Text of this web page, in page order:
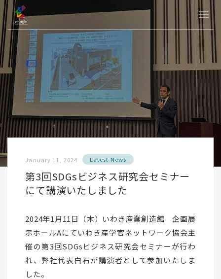
January 11, 2024 Latest News
第3回SDGsビジネス研究会セミナー
にて講演いたしました
2024年1月11日（木）いわき産業創造館 企画展
示ホールAにていわき産学官ネットワーク協会主
催の第3回SDGsビジネス研究会セミナーが行わ
れ、弊社代表白石が講演者として参加いたしま
した。